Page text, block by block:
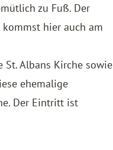
zu Fuß. Der
hier auch am
Albans Kirche sowie
ehemalige
Der Eintritt ist